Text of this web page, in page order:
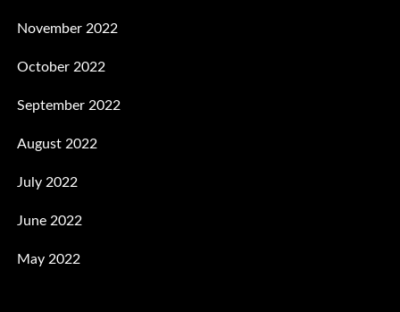
November 2022
October 2022
September 2022
August 2022
July 2022
June 2022
May 2022